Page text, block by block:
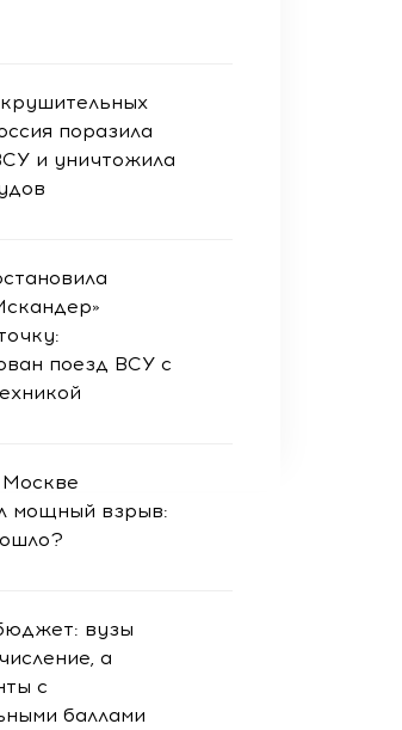
поразила
и уничтожила
поезд ВСУ с
мощный взрыв:
вузы
а
с
баллами